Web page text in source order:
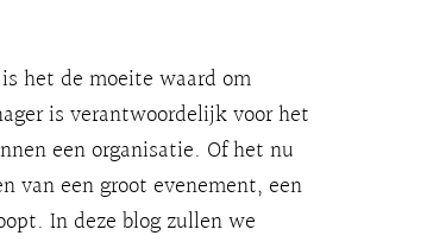
het de moeite waard om
is verantwoordelijk voor het
een organisatie. Of het nu
van een groot evenement, een
In deze blog zullen we